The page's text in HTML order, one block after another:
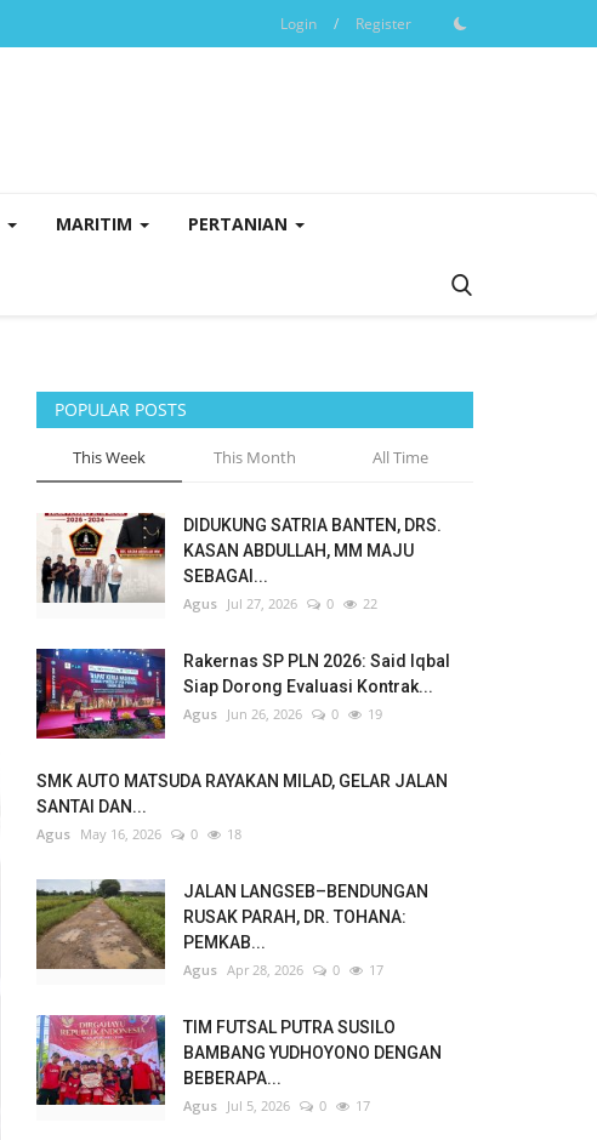
Login / Register
MARITIM PERTANIAN
POPULAR POSTS
This Week This Month All Time
DIDUKUNG SATRIA BANTEN, DRS.
KASAN ABDULLAH, MM MAJU
SEBAGAI...
Agus Jul 27, 2026 0 22
Rakernas SP PLN 2026: Said Iqbal
Siap Dorong Evaluasi Kontrak...
Agus Jun 26, 2026 0 19
SMK AUTO MATSUDA RAYAKAN MILAD, GELAR JALAN
SANTAI DAN...
Agus May 16, 2026 0 18
JALAN LANGSEB–BENDUNGAN
RUSAK PARAH, DR. TOHANA:
PEMKAB...
Agus Apr 28, 2026 0 17
TIM FUTSAL PUTRA SUSILO
BAMBANG YUDHOYONO DENGAN
BEBERAPA...
Agus Jul 5, 2026 0 17